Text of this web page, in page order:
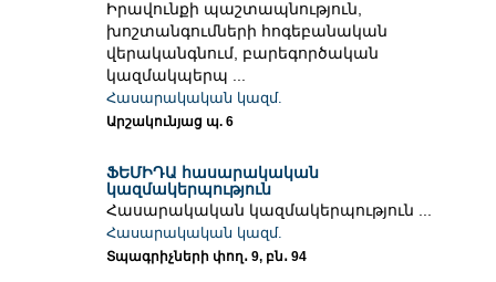
Իրավունքի պաշտապնություն,
խոշտանգումների հոգեբանական
վերականգնում, բարեգործական
կազմակպերպ ...
Հասարակական կազմ.
Արշակունյաց պ. 6
ՖԵՄԻԴԱ հասարակական
կազմակերպություն
Հասարակական կազմակերպություն ...
Հասարակական կազմ.
Տպագրիչների փող․ 9, բն․ 94